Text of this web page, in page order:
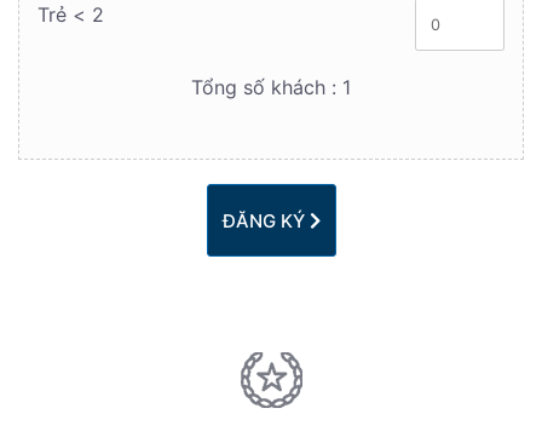
Trẻ < 2
Tổng số khách : 1
ĐĂNG KÝ